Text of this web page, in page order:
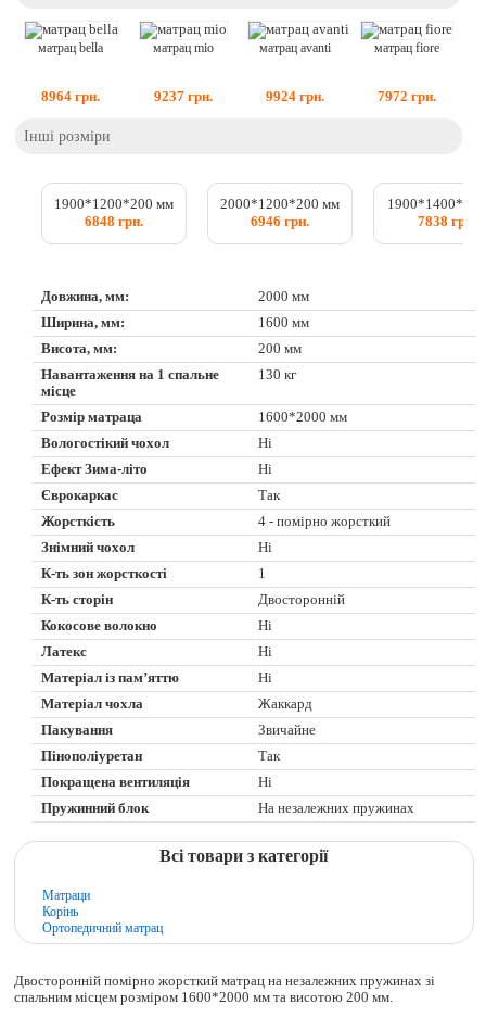
матрац bella
8964 грн.
матрац mio
9237 грн.
матрац avanti
9924 грн.
матрац fiore
7972 грн.
Інші розміри
1900*1200*200 мм
6848 грн.
2000*1200*200 мм
6946 грн.
7838 грн.
Довжина, мм:
2000 мм
Ширина, мм:
1600 мм
Висота, мм:
200 мм
Навантаження на 1 спальне
місце
130 кг
Розмір матраца
1600*2000 мм
Вологостікий чохол
Ні
Ефект Зима-літо
Ні
Єврокаркас
Так
Жорсткість
4 - помірно жорсткий
Знімний чохол
Ні
К-ть зон жорсткості
1
К-ть сторін
Двосторонній
Кокосове волокно
Ні
Латекс
Ні
Матеріал із пам’яттю
Ні
Матеріал чохла
Жаккард
Пакування
Звичайне
Пінополіуретан
Так
Покращена вентиляція
Ні
Пружинний блок
На незалежних пружинах
Всі товари з категорії
Матраци
Корінь
Ортопедичний матрац
Двосторонній помірно жорсткий матрац на незалежних пружинах зі
спальним місцем розміром 1600*2000 мм та висотою 200 мм.